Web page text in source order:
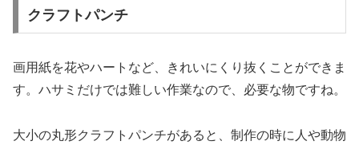
クラフトパンチ
画用紙を花やハートなど、きれいにくり抜くことができま
す。ハサミだけでは難しい作業なので、必要な物ですね。
大小の丸形クラフトパンチがあると、制作の時に人や動物